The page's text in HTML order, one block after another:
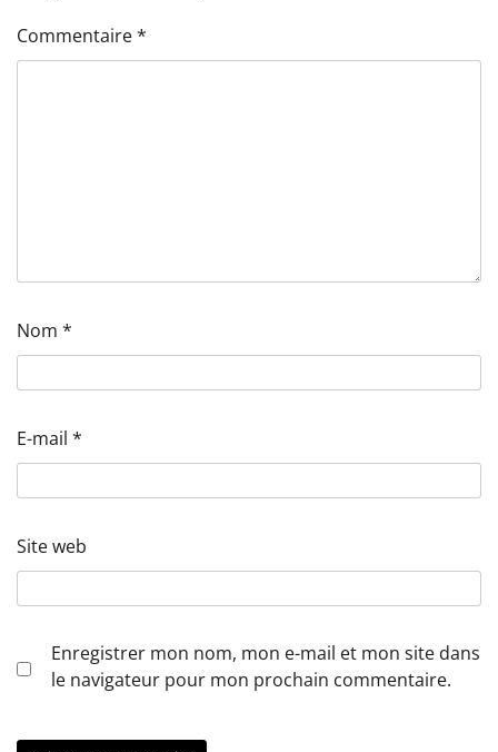
Commentaire*
Nom *
E-mail *
Site web
Enregistrer mon nom, mon e-mail et mon site dans
le navigateur pour mon prochain commentaire.